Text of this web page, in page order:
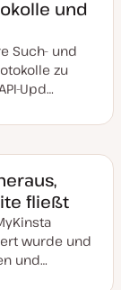
und
Such- und
zu
Upd…
fließt
wurde und
und…